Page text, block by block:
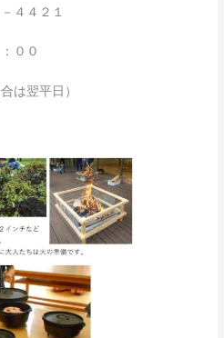
４４２１
００
は翌平日）